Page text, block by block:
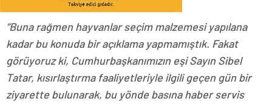
“Buna rağmen hayvanlar seçim malzemesi yapılana
kadar bu konuda bir açıklama yapmamıştık. Fakat
görüyoruz ki, Cumhurbaşkanımızın eşi Sayın Sibel
Tatar, kısırlaştırma faaliyetleriyle ilgili geçen gün bir
ziyarette bulunarak, bu yönde basına haber servis